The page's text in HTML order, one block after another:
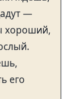
—
хороший,
его